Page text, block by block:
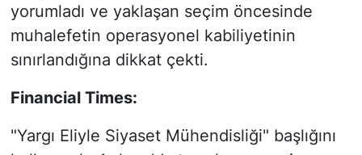
yorumladı ve yaklaşan seçim öncesinde
muhalefetin operasyonel kabiliyetinin
sınırlandığına dikkat çekti.
Financial Times:
"Yargı Eliyle Siyaset Mühendisliği" başlığını